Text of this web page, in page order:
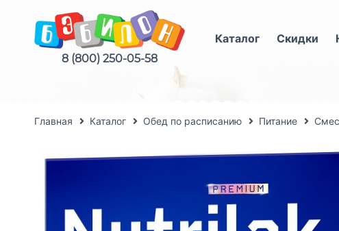
8 (800) 250-05-58
Каталог Скидки
Главная Каталог Обед по расписанию Питание